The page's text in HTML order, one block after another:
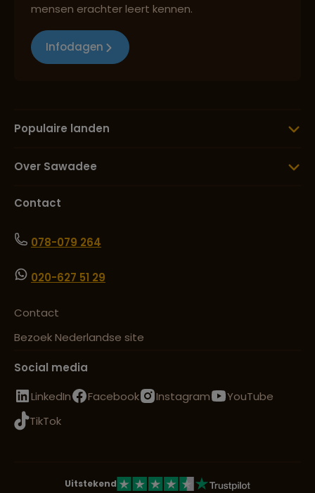
mensen erachter leert kennen.
Infodagen
Populaire landen
Over Sawadee
Contact
078-079 264
020-627 51 29
Contact
Bezoek Nederlandse site
Social media
LinkedIn
Facebook Instagram
YouTube
TikTok
Uitstekend